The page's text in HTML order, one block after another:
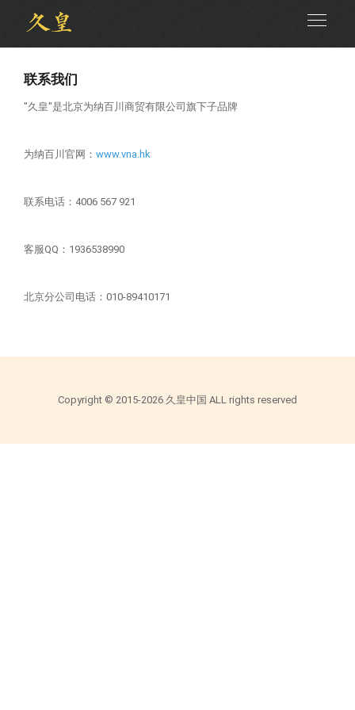
联系我们
"久皇"是北京为纳百川商贸有限公司旗下子品牌
为纳百川官网： www.vna.hk
联系电话：4006 567 921
客服QQ：1936538990
北京分公司电话：010-89410171
Copyright © 2015-2026 久皇中国 ALL rights reserved